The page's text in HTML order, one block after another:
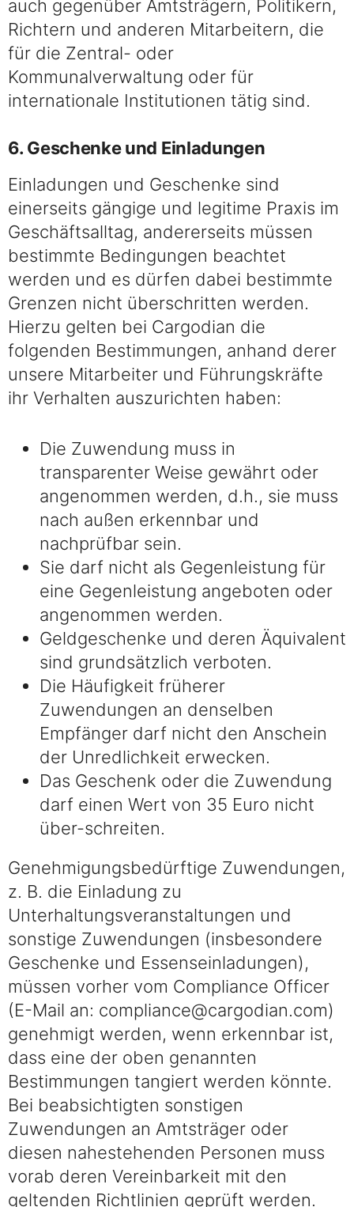
auch gegenüber Amtsträgern, Politikern,
Richtern und anderen Mitarbeitern, die
für die Zentral- oder
Kommunalverwaltung oder für
internationale Institutionen tätig sind.
6. Geschenke und Einladungen
Einladungen und Geschenke sind
einerseits gängige und legitime Praxis im
Geschäftsalltag, andererseits müssen
bestimmte Bedingungen beachtet
werden und es dürfen dabei bestimmte
Grenzen nicht überschritten werden.
Hierzu gelten bei Cargodian die
folgenden Bestimmungen, anhand derer
unsere Mitarbeiter und Führungskräfte
ihr Verhalten auszurichten haben:
Die Zuwendung muss in
transparenter Weise gewährt oder
angenommen werden, d.h., sie muss
nach außen erkennbar und
nachprüfbar sein.
Sie darf nicht als Gegenleistung für
eine Gegenleistung angeboten oder
angenommen werden.
Geldgeschenke und deren Äquivalent
sind grundsätzlich verboten.
Die Häufigkeit früherer
Zuwendungen an denselben
Empfänger darf nicht den Anschein
der Unredlichkeit erwecken.
Das Geschenk oder die Zuwendung
darf einen Wert von 35 Euro nicht
über-schreiten.
Genehmigungsbedürftige Zuwendungen,
z. B. die Einladung zu
Unterhaltungsveranstaltungen und
sonstige Zuwendungen (insbesondere
Geschenke und Essenseinladungen),
müssen vorher vom Compliance Officer
(E-Mail an: compliance@cargodian.com)
genehmigt werden, wenn erkennbar ist,
dass eine der oben genannten
Bestimmungen tangiert werden könnte.
Bei beabsichtigten sonstigen
Zuwendungen an Amtsträger oder
diesen nahestehenden Personen muss
vorab deren Vereinbarkeit mit den
geltenden Richtlinien geprüft werden.